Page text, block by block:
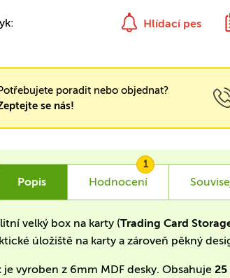
Hlídací pes
poradit nebo objednat?
se nás!
Popis Hodnocení
1
velký box na karty (Trading Card
úložiště na karty a zároveň pěkný
je vyroben z 6mm MDF desky. Obsahuje